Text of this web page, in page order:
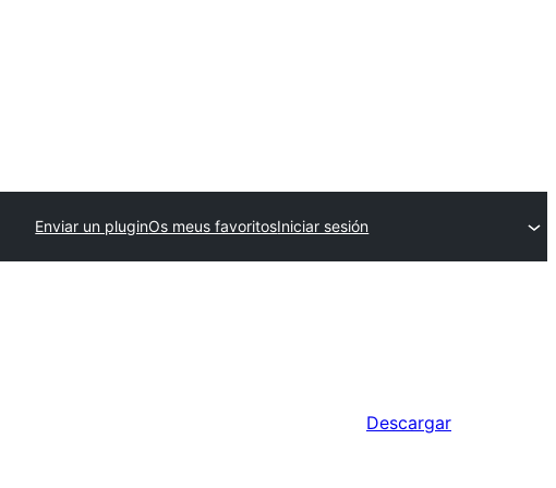
Enviar un pluginOs meus favoritosIniciar sesión
Descargar